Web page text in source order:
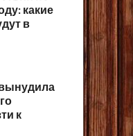
какие
в
к